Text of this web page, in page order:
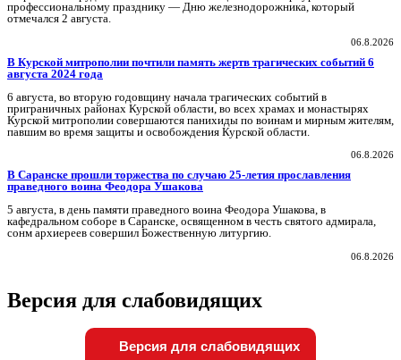
профессиональному празднику — Дню железнодорожника, который
отмечался 2 августа.
06.8.2026
В Курской митрополии почтили память жертв трагических событий 6
августа 2024 года
6 августа, во вторую годовщину начала трагических событий в
приграничных районах Курской области, во всех храмах и монастырях
Курской митрополии совершаются панихиды по воинам и мирным жителям,
павшим во время защиты и освобождения Курской области.
06.8.2026
В Саранске прошли торжества по случаю 25-летия прославления
праведного воина Феодора Ушакова
5 августа, в день памяти праведного воина Феодора Ушакова, в
кафедральном соборе в Саранске, освященном в честь святого адмирала,
сонм архиереев совершил Божественную литургию.
06.8.2026
Версия для слабовидящих
Версия для слабовидящих